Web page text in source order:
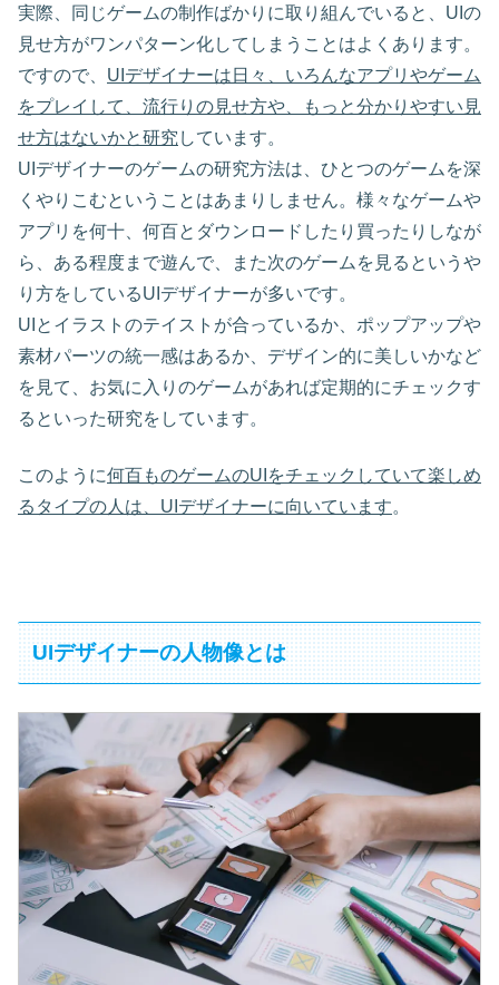
実際、同じゲームの制作ばかりに取り組んでいると、UIの
見せ方がワンパターン化してしまうことはよくあります。
ですので、 UIデザイナーは日々、いろんなアプリやゲーム
をプレイして、流行りの見せ方や、もっと分かりやすい見
せ方はないかと研究 しています。
UIデザイナーのゲームの研究方法は、ひとつのゲームを深
くやりこむということはあまりしません。様々なゲームや
アプリを何十、何百とダウンロードしたり買ったりしなが
ら、ある程度まで遊んで、また次のゲームを見るというや
り方をしているUIデザイナーが多いです。
UIとイラストのテイストが合っているか、ポップアップや
素材パーツの統一感はあるか、デザイン的に美しいかなど
を見て、お気に入りのゲームがあれば定期的にチェックす
るといった研究をしています。
このように何百ものゲームのUIをチェックしていて楽しめ
るタイプの人は、UIデザイナーに向いています。
UIデザイナーの人物像とは